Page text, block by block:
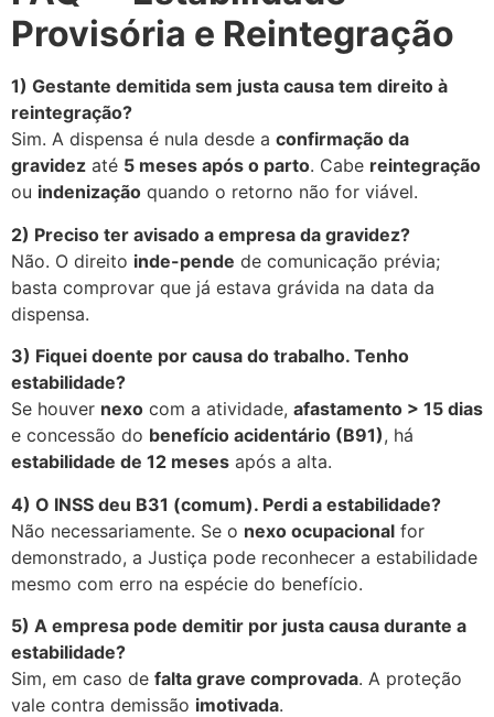
Provisória e Reintegração
1) Gestante demitida sem justa causa tem direito à
reintegração?
Sim. A dispensa é nula desde a confirmação da
gravidez até 5 meses após o parto. Cabe reintegração
ou indenização quando o retorno não for viável.
2) Preciso ter avisado a empresa da gravidez?
Não. O direito inde-pende de comunicação prévia;
basta comprovar que já estava grávida na data da
dispensa.
3) Fiquei doente por causa do trabalho. Tenho
estabilidade?
Se houver nexo com a atividade, afastamento > 15 dias
e concessão do benefício acidentário (B91), há
estabilidade de 12 meses após a alta.
4) O INSS deu B31 (comum). Perdi a estabilidade?
Não necessariamente. Se o nexo ocupacional for
demonstrado, a Justiça pode reconhecer a estabilidade
mesmo com erro na espécie do benefício.
5) A empresa pode demitir por justa causa durante a
estabilidade?
Sim, em caso de falta grave comprovada. A proteção
vale contra demissão imotivada.